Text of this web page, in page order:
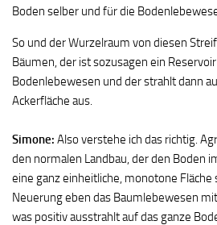
Boden selber und für die
So und der Wurzelraum von diesen
Bäumen, der ist sozusagen ein
Bodenlebewesen und der strahlt dann
Ackerfläche aus.
Simone: Also verstehe ich das richtig.
den normalen Landbau, der den Boden
eine ganz einheitliche, monotone Fläche
Neuerung eben das Baumlebewesen
was positiv ausstrahlt auf das ganze